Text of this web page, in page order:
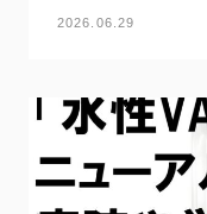
2026.06.29